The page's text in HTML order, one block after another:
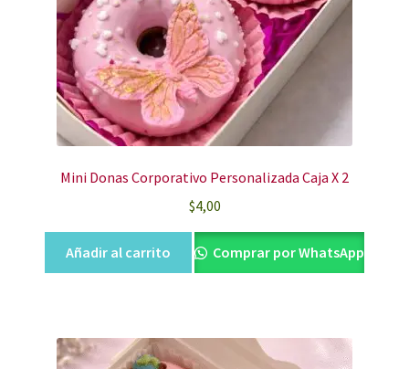
Mini Donas Corporativo Personalizada Caja X 2
$4,00
Añadir al carrito Comprar por WhatsApp